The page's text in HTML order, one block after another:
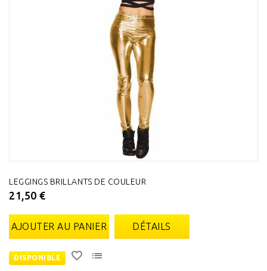
LEGGINGS BRILLANTS DE COULEUR
21,50 €
AJOUTER AU PANIER DÉTAILS
DISPONIBLE